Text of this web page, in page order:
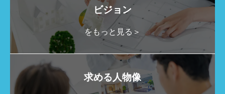
ビジョン
をもっと見る＞
求める人物像